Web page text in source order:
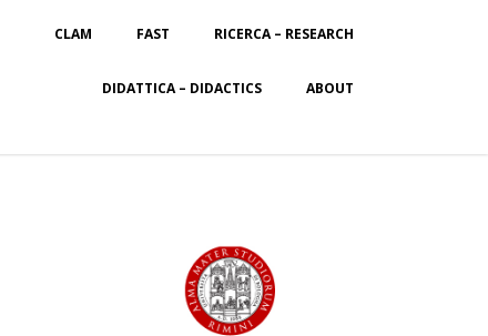
CLAM FAST RICERCA – RESEARCH
DIDATTICA – DIDACTICS ABOUT